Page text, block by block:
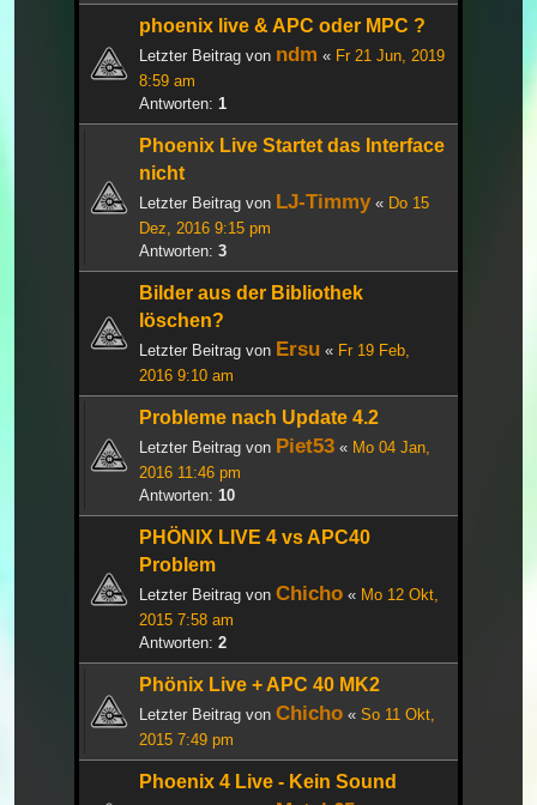
phoenix live & APC oder MPC ?
Letzter Beitrag von ndm « Fr 21 Jun, 2019
8:59 am
Antworten: 1
Phoenix Live Startet das Interface
nicht
Letzter Beitrag von LJ-Timmy« Do 15
Dez, 2016 9:15 pm
Antworten: 3
Bilder aus der Bibliothek
löschen?
Letzter Beitrag von Ersu « Fr 19 Feb,
2016 9:10 am
Probleme nach Update 4.2
Letzter Beitrag von Piet53 « Mo 04 Jan,
2016 11:46 pm
Antworten: 10
PHÖNIX LIVE 4 vs APC40
Problem
Letzter Beitrag von Chicho « Mo 12 Okt,
2015 7:58 am
Antworten: 2
Phönix Live + APC 40 MK2
Letzter Beitrag von Chicho « So 11 Okt,
2015 7:49 pm
Phoenix 4 Live - Kein Sound